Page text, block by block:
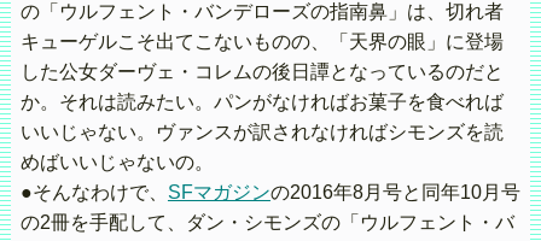
の「ウルフェント・バンデローズの指南鼻」は、切れ者
キューゲルこそ出てこないものの、「天界の眼」に登場
した公女ダーヴェ・コレムの後日譚となっているのだと
か。それは読みたい。パンがなければお菓子を食べれば
いいじゃない。ヴァンスが訳されなければシモンズを読
めばいいじゃないの。
●そんなわけで、 SFマガジンの2016年8月号と同年10月号
の2冊を手配して、ダン・シモンズの「ウルフェント・バ